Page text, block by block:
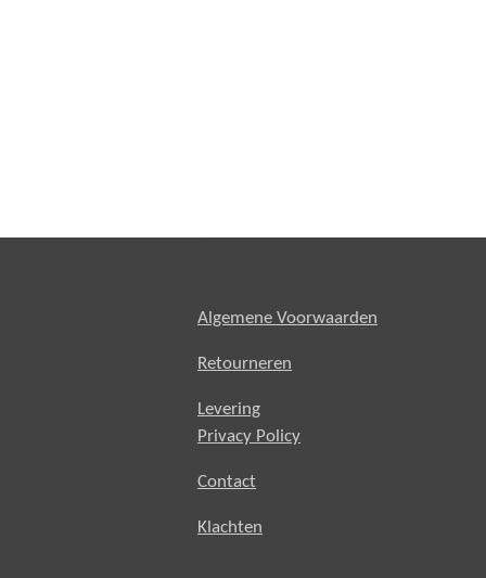
Algemene Voorwaarden
Retourneren
Levering
Privacy Policy
Contact
Klachten